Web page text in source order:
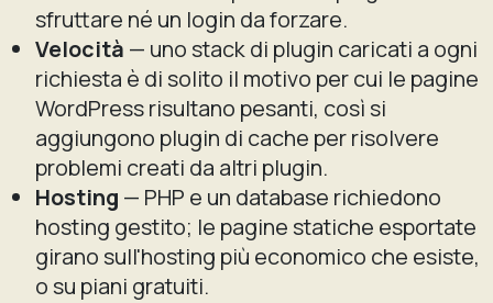
sfruttare né un login da forzare.
Velocità — uno stack di plugin caricati a ogni
richiesta è di solito il motivo per cui le pagine
WordPress risultano pesanti, così si
aggiungono plugin di cache per risolvere
problemi creati da altri plugin.
Hosting — PHP e un database richiedono
hosting gestito; le pagine statiche esportate
girano sull'hosting più economico che esiste,
o su piani gratuiti.